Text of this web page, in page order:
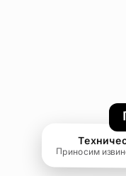
Приносим